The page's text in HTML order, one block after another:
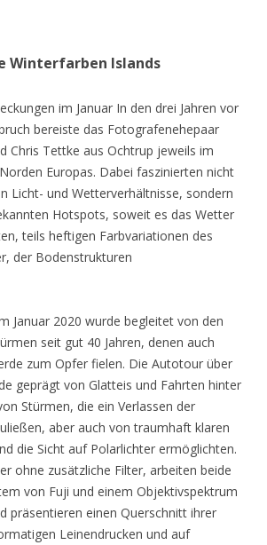
Winterfarben Islands
im Januar In den drei Jahren vor
bereiste das Fotografenehepaar
Chris Tettke aus Ochtrup jeweils im
Europas. Dabei faszinierten nicht
Licht- und Wetterverhältnisse, sondern
Hotspots, soweit es das Wetter
teils heftigen Farbvariationen des
der Bodenstrukturen
Januar 2020 wurde begleitet von den
seit gut 40 Jahren, denen auch
zum Opfer fielen. Die Autotour über
geprägt von Glatteis und Fahrten hinter
Stürmen, die ein Verlassen der
aber auch von traumhaft klaren
die Sicht auf Polarlichter ermöglichten.
ohne zusätzliche Filter, arbeiten beide
von Fuji und einem Objektivspektrum
präsentieren einen Querschnitt ihrer
Leinendrucken und auf